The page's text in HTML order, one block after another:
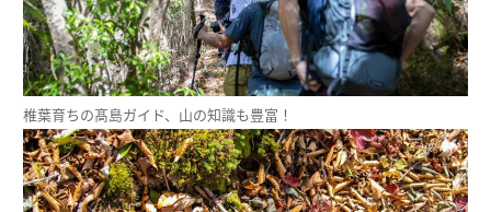
椎葉育ちの髙島ガイド、山の知識も豊富！